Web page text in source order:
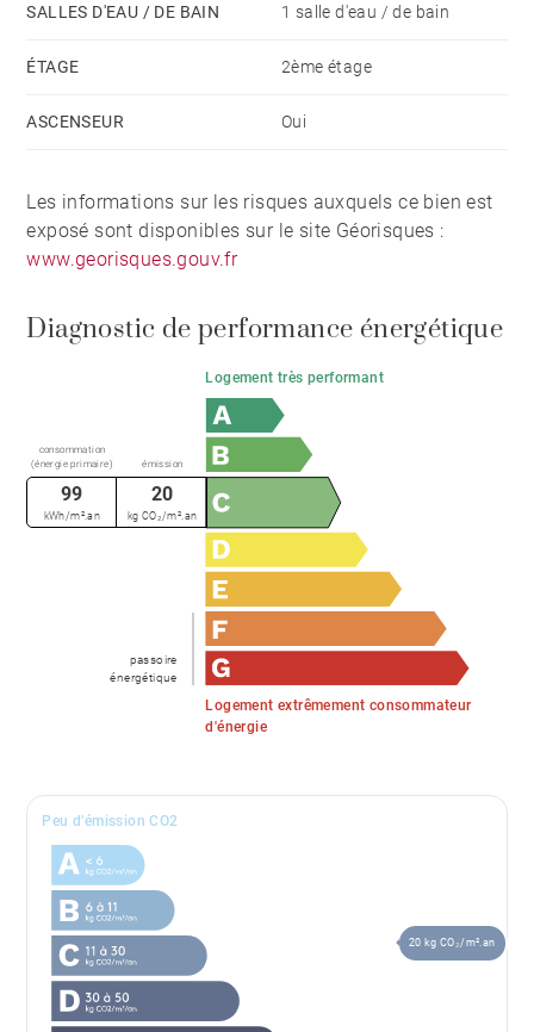
SALLES D'EAU / DE BAIN 1 salle d'eau / de bain
ÉTAGE 2ème étage
ASCENSEUR Oui
Les informations sur les risques auxquels ce bien est
exposé sont disponibles sur le site Géorisques :
www.georisques.gouv.fr
Diagnostic de performance énergétique
Logement très performant
Logement extrêmement consommateur
d'énergie
passoire
énergétique
consommation
(énergie primaire)
émission
99
kWh/m².an
20
kg CO₂/m².an
Peu d'émission CO2
20 kg CO₂/m².an